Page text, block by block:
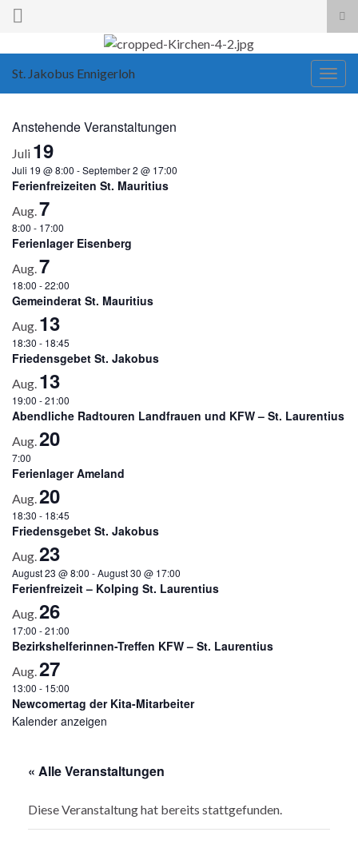
Search for:
St. Jakobus Ennigerloh
Anstehende Veranstaltungen
Juli 19
Juli 19 @ 8:00 -September 2 @ 17:00
Ferienfreizeiten St. Mauritius
Aug.7
8:00 - 17:00
Ferienlager Eisenberg
Aug.7
18:00 -22:00
Gemeinderat St. Mauritius
Aug. 13
18:30 - 18:45
Friedensgebet St. Jakobus
Aug. 13
19:00 -21:00
Abendliche Radtouren Landfrauen und KFW – St. Laurentius
Aug.20
7:00
Ferienlager Ameland
Aug.20
18:30 - 18:45
Friedensgebet St. Jakobus
Aug.23
August 23 @ 8:00 -August 30 @ 17:00
Ferienfreizeit – Kolping St. Laurentius
Aug.26
17:00 -21:00
Bezirkshelferinnen-Treffen KFW – St. Laurentius
Aug.27
13:00 - 15:00
Newcomertag der Kita-Mitarbeiter
Kalender anzeigen
« Alle Veranstaltungen
Diese Veranstaltung hat bereits stattgefunden.